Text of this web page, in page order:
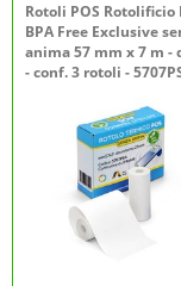
Rotoli POS Rotolificio
BPA Free Exclusive
anima 57 mm x 7 m -
- conf. 3 rotoli -